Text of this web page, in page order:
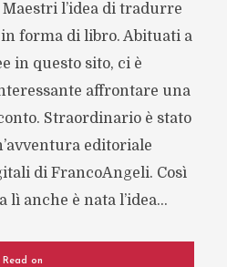
l’idea di tradurre
forma di libro. Abituati a
in questo sito, ci è
affrontare una
Straordinario è stato
editoriale
di FrancoAngeli. Così
lì anche è nata l’idea...
Read on